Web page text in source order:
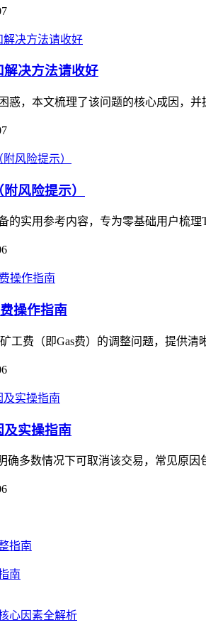
决方法请收好
惑，本文梳理了该问题的核心成因，
风险提示）
的实用参考内容，专为零基础用户梳
操作指南
工费（即Gas费）的调整问题，提供
及实操指南
确多数情况下可取消该交易，常见原
南